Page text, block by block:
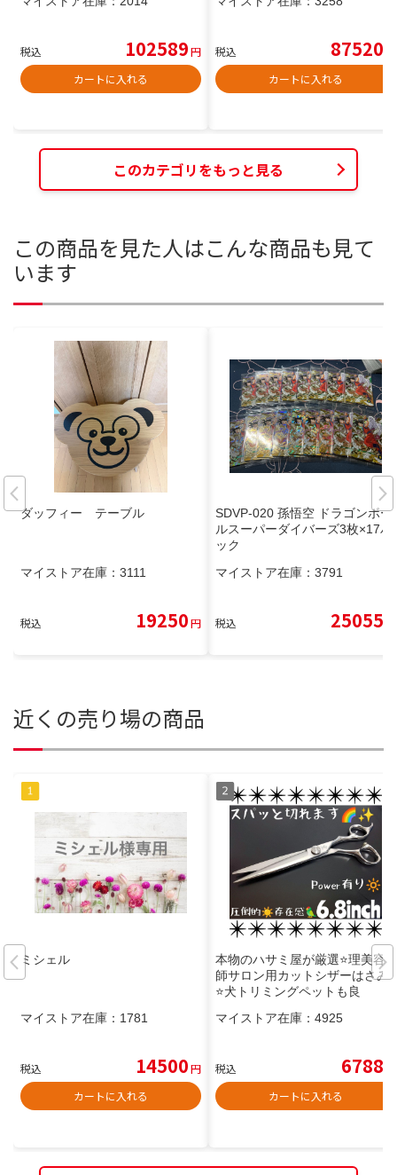
税込 102589円
カートに入れる
税込 87520
カートに入れる
このカテゴリをもっと見る
この商品を見た人はこんな商品も見て
います
ダッフィー テーブル
マイストア在庫： 3111
税込 19250円
SDVP-020 孫悟空 ドラゴンボー
ルスーパーダイバーズ3枚×17パ
ック
マイストア在庫： 3791
税込 25055
近くの売り場の商品
ミシェル
マイストア在庫： 1781
税込 14500円
カートに入れる
本物のハサミ屋が厳選⭐理美容
師サロン用カットシザーはさみ
⭐犬トリミングペットも良
マイストア在庫： 4925
税込 6788
カートに入れる